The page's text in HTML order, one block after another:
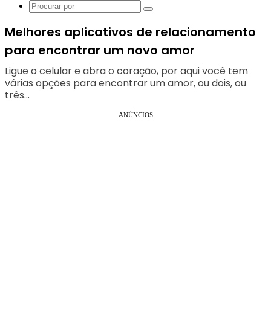
Procurar
Melhores aplicativos de relacionamento
para encontrar um novo amor
Ligue o celular e abra o coração, por aqui você tem
várias opções para encontrar um amor, ou dois, ou
três…
ANÚNCIOS